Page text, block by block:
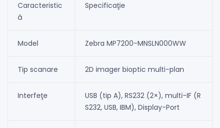
Caracteristic
ă
Specificaţie
Model Zebra MP7200-MNSLN000WW
Tip scanare 2D imager bioptic multi-plan
Interfeţe
USB (tip A), RS232 (2×), multi-IF (R
S232, USB, IBM), Display-Port